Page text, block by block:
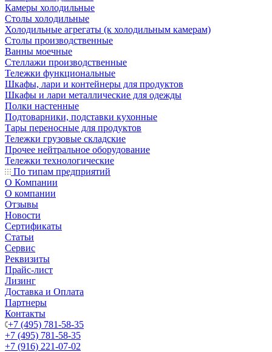
Камеры холодильные
Столы холодильные
Холодильные агрегаты (к холодильным камерам)
Столы производственные
Ванны моечные
Стеллажи производственные
Тележки функциональные
Шкафы, лари и контейнеры для продуктов
Шкафы и лари металлические для одежды
Полки настенные
Подтоварники, подставки кухонные
Тары переносные для продуктов
Тележки грузовые складские
Прочее нейтральное оборудование
Тележки технологические
По типам предприятий
О Компании
О компании
Отзывы
Новости
Сертификаты
Статьи
Сервис
Реквизиты
Прайс-лист
Лизинг
Доставка и Оплата
Партнеры
Контакты
+7 (495) 781-58-35
+7 (495) 781-58-35
+7 (916) 221-07-02